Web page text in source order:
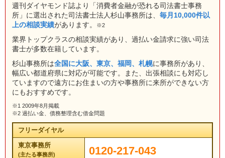
週刊ダイヤモンド誌より「消費者金融が恐れる司法書士事務
所」に選出された司法書士法人杉山事務所は、 毎月10,000件以
上の相談実績があります。 ※2
業界トップクラスの相談実績があり、過払い金請求に強い司法
書士が多数在籍しています。
杉山事務所は全国に大阪、東京、福岡、札幌に事務所があり、
幅広い都道府県に対応が可能です。また、出張相談にも対応し
ていますので遠方にお住まいの方や事務所に来所ができない方
にもおすすめです。
※1 2009年8月掲載
※2 過払い金、債務整理含む借金問題
フリーダイヤル
東京事務所
(主たる事務所) 0120-217-043